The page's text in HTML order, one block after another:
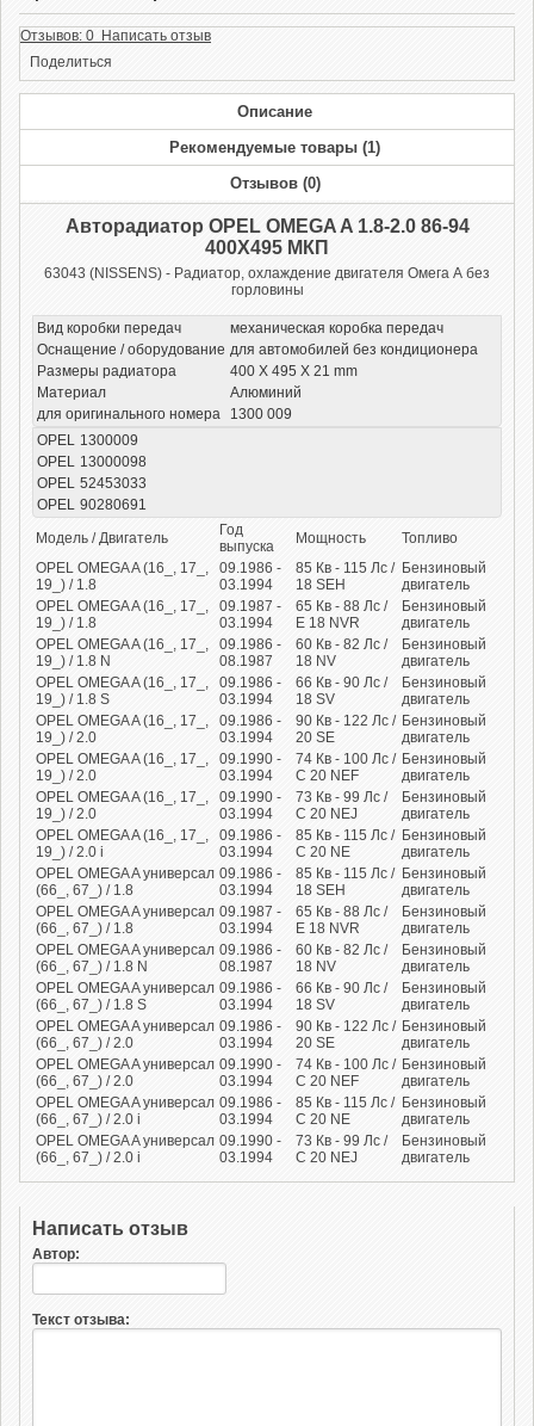
Отзывов: 0 Написать отзыв
Поделиться
Описание
Рекомендуемые товары (1)
Отзывов (0)
Авторадиатор OPEL OMEGA A 1.8-2.0 86-94
400Х495 МКП
63043 (NISSENS) - Радиатор, охлаждение двигателя Омега А без
горловины
Вид коробки передач
механическая коробка передач
Оснащение / оборудование для автомобилей без кондиционера
Размеры радиатора
400 X 495 X 21 mm
Материал
Алюминий
для оригинального номера
1300 009
OPEL 1300009
OPEL 13000098
OPEL 52453033
OPEL 90280691
Модель / Двигатель
Год
выпуска
Мощность
Топливо
OPEL OMEGA A (16_, 17_,
19_) / 1.8
09.1986 -
03.1994
85 Кв - 115 Лс /
18 SEH
Бензиновый
двигатель
OPEL OMEGA A (16_, 17_,
19_) / 1.8
09.1987 -
03.1994
65 Кв - 88 Лс /
E 18 NVR
Бензиновый
двигатель
OPEL OMEGA A (16_, 17_,
19_) / 1.8 N
09.1986 -
08.1987
60 Кв - 82 Лс /
18 NV
Бензиновый
двигатель
OPEL OMEGA A (16_, 17_,
19_) / 1.8 S
09.1986 -
03.1994
66 Кв - 90 Лс /
18 SV
Бензиновый
двигатель
OPEL OMEGA A (16_, 17_,
19_) / 2.0
09.1986 -
03.1994
90 Кв - 122 Лс /
20 SE
Бензиновый
двигатель
OPEL OMEGA A (16_, 17_,
19_) / 2.0
09.1990 -
03.1994
74 Кв - 100 Лс /
C 20 NEF
Бензиновый
двигатель
OPEL OMEGA A (16_, 17_,
19_) / 2.0
09.1990 -
03.1994
73 Кв - 99 Лс /
C 20 NEJ
Бензиновый
двигатель
OPEL OMEGA A (16_, 17_,
19_) / 2.0 i
09.1986 -
03.1994
85 Кв - 115 Лс /
C 20 NE
Бензиновый
двигатель
OPEL OMEGA A универсал
(66_, 67_) / 1.8
09.1986 -
03.1994
85 Кв - 115 Лс /
18 SEH
Бензиновый
двигатель
OPEL OMEGA A универсал
(66_, 67_) / 1.8
09.1987 -
03.1994
65 Кв - 88 Лс /
E 18 NVR
Бензиновый
двигатель
OPEL OMEGA A универсал
(66_, 67_) / 1.8 N
09.1986 -
08.1987
60 Кв - 82 Лс /
18 NV
Бензиновый
двигатель
OPEL OMEGA A универсал
(66_, 67_) / 1.8 S
09.1986 -
03.1994
66 Кв - 90 Лс /
18 SV
Бензиновый
двигатель
OPEL OMEGA A универсал
(66_, 67_) / 2.0
09.1986 -
03.1994
90 Кв - 122 Лс /
20 SE
Бензиновый
двигатель
OPEL OMEGA A универсал
(66_, 67_) / 2.0
09.1990 -
03.1994
74 Кв - 100 Лс /
C 20 NEF
Бензиновый
двигатель
OPEL OMEGA A универсал
(66_, 67_) / 2.0 i
09.1986 -
03.1994
85 Кв - 115 Лс /
C 20 NE
Бензиновый
двигатель
OPEL OMEGA A универсал
(66_, 67_) / 2.0 i
09.1990 -
03.1994
73 Кв - 99 Лс /
C 20 NEJ
Бензиновый
двигатель
Написать отзыв
Автор:
Текст отзыва: